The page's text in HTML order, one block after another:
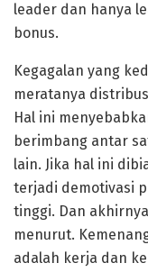
leader dan hanya
bonus.
Kegagalan yang
meratanya
Hal ini
berimbang antar
lain. Jika hal ini
terjadi demotivasi
tinggi. Dan
menurut.
adalah kerja dan